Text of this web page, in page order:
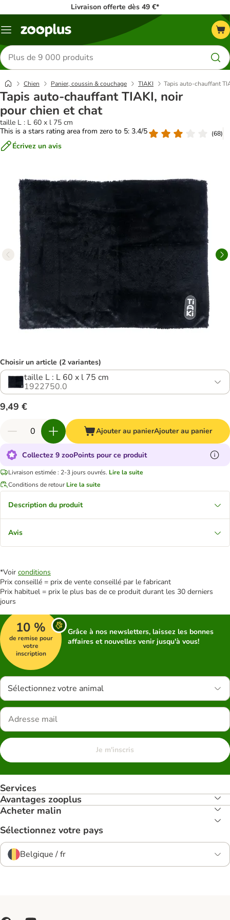
Livraison offerte dès 49 €*
Menu
Rechercher
des
produits
Chien Panier, coussin & couchage TIAKI Tapis auto-chauffant
Tapis auto-chauffant TIAKI, noir
pour chien et chat
taille L : L 60 x l 75 cm
This is a stars rating area from zero to 5: 3.4/5
(68)
Écrivez un avis
Choisir un article (2 variantes)
taille L : L 60 x l 75 cm
1922750.0
9,49 €
Ajouter au panierAjouter au panier
Collectez 9 zooPoints pour ce produit
Livraison estimée : 2-3 jours ouvrés. Lire la suite
Conditions de retour Lire la suite
Description du produit
Avis
*Voir conditions
Prix conseillé = prix de vente conseillé par le fabricant
Prix habituel = prix le plus bas de ce produit durant les 30 derniers
jours
10 %
de remise pour
votre
inscription
Grâce à nos newsletters, laissez les bonnes
affaires et nouvelles venir jusqu'à vous!
Sélectionnez votre animal
Je m'inscris
Services
Avantages zooplus
Acheter malin
Sélectionnez votre pays
Belgique / fr